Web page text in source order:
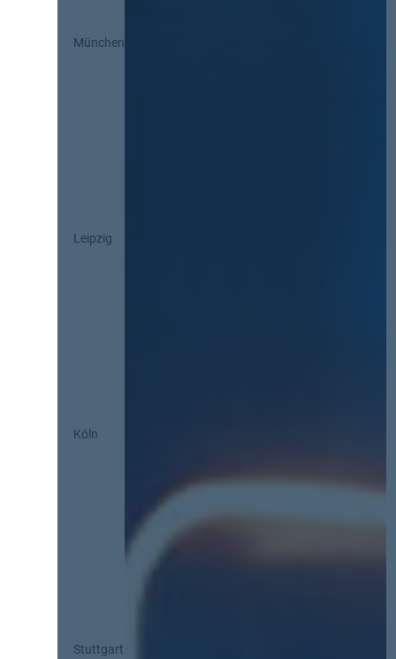
München
Leipzig
Köln
Stuttgart